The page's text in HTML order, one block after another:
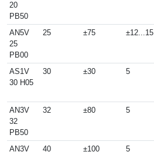
20
PB50
AN5V
25
PB00
25 ±75 ±12...15
AS1V
30 H05
30 ±30 5
AN3V
32
PB50
32 ±80 5
AN3V
40 ±100 5